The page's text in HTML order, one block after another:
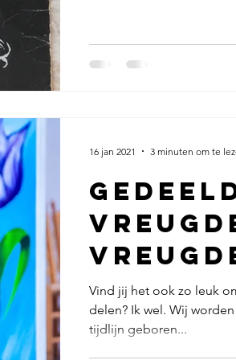
Vind jij het ook zo leuk
delen? Ik wel. Wij
tijdlijn geboren...
16 jan 2021 3 minuten om te